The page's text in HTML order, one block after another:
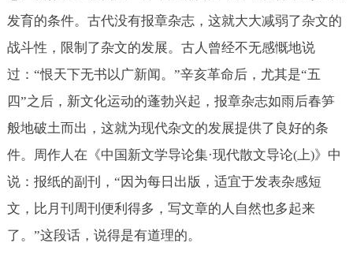
发育的条件。古代没有报章杂志，这就大大减弱了杂文的
战斗性，限制了杂文的发展。古人曾经不无感慨地说
过：“恨天下无书以广新闻。”辛亥革命后，尤其是“五
四”之后，新文化运动的蓬勃兴起，报章杂志如雨后春笋
般地破土而出，这就为现代杂文的发展提供了良好的条
件。周作人在《中国新文学导论集·现代散文导论(上)》中
说：报纸的副刊，“因为每日出版，适宜于发表杂感短
文，比月刊周刊便利得多，写文章的人自然也多起来
了。”这段话，说得是有道理的。